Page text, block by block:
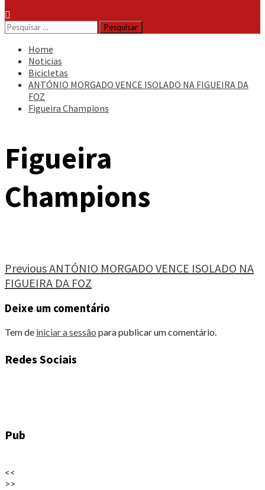
Pesquisar
por:
Home
Noticias
Bicicletas
ANTÓNIO MORGADO VENCE ISOLADO NA FIGUEIRA DA
FOZ
Figueira Champions
Figueira
Champions
Continue
Reading
PreviousANTÓNIO MORGADO VENCE ISOLADO NA
FIGUEIRA DA FOZ
Deixe um comentário
Tem de iniciar a sessão para publicar um comentário.
Redes Sociais
Pub
<<
>>